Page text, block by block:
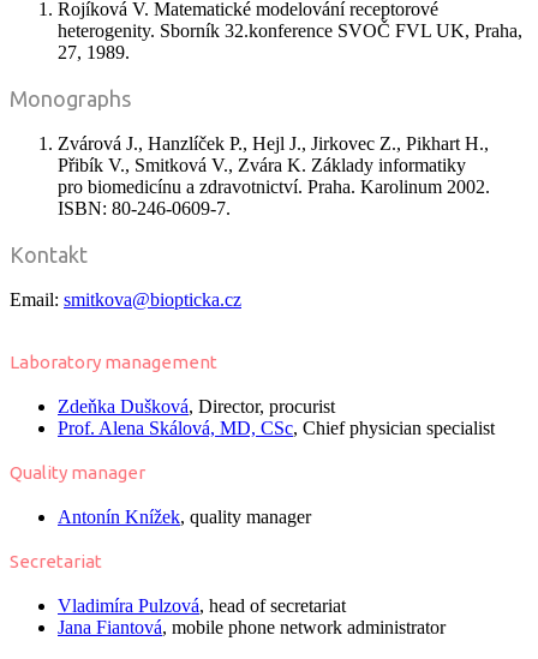
Rojíková V. Matematické modelování receptorové
heterogenity. Sborník 32.konference SVOČ FVL UK, Praha,
27, 1989.
Monographs
Zvárová J., Hanzlíček P., Hejl J., Jirkovec Z., Pikhart H.,
Přibík V., Smitková V., Zvára K. Základy informatiky
pro biomedicínu a zdravotnictví. Praha. Karolinum 2002.
ISBN: 80-246-0609-7.
Kontakt
Email: smitkova@biopticka.cz
Laboratory management
Zdeňka Dušková, Director, procurist
Prof. Alena Skálová, MD, CSc, Chief physician specialist
Quality manager
Antonín Knížek, quality manager
Secretariat
Vladimíra Pulzová, head of secretariat
Jana Fiantová, mobile phone network administrator